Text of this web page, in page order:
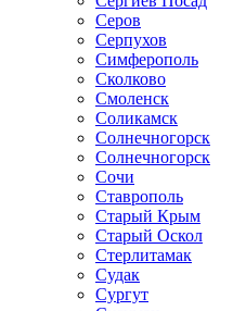
Серов
Серпухов
Симферополь
Сколково
Смоленск
Соликамск
Солнечногорск
Солнечногорск
Сочи
Ставрополь
Старый Крым
Старый Оскол
Стерлитамак
Судак
Сургут